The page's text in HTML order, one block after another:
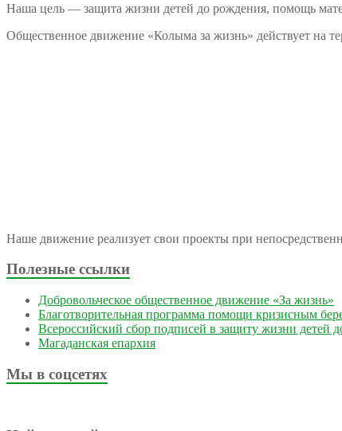
Наша цель — защита жизни детей до рождения, помощь
Общественное движение «Колыма за жизнь» действует на
Наше движение реализует свои проекты при
Полезные ссылки
Добровольческое общественное движение «За жизнь»
Благотворительная программа помощи кризисным
Всероссийский сбор подписей в защиту жизни детей
Магаданская епархия
Мы в соцсетях